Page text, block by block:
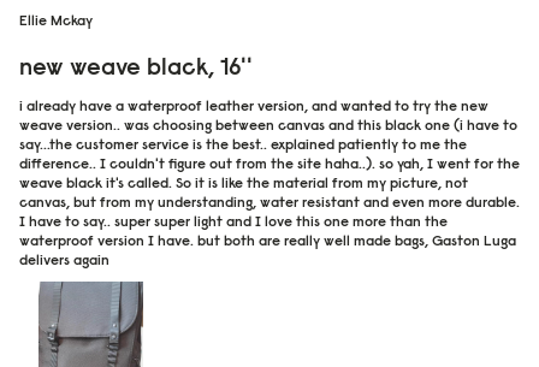
Ellie Mckay
new weave black, 16''
i already have a waterproof leather version, and wanted to try the new
weave version.. was choosing between canvas and this black one (i have to
say...the customer service is the best.. explained patiently to me the
difference.. I couldn't figure out from the site haha..). so yah, I went for the
weave black it's called. So it is like the material from my picture, not
canvas, but from my understanding, water resistant and even more durable.
I have to say.. super super light and I love this one more than the
waterproof version I have. but both are really well made bags, Gaston Luga
delivers again